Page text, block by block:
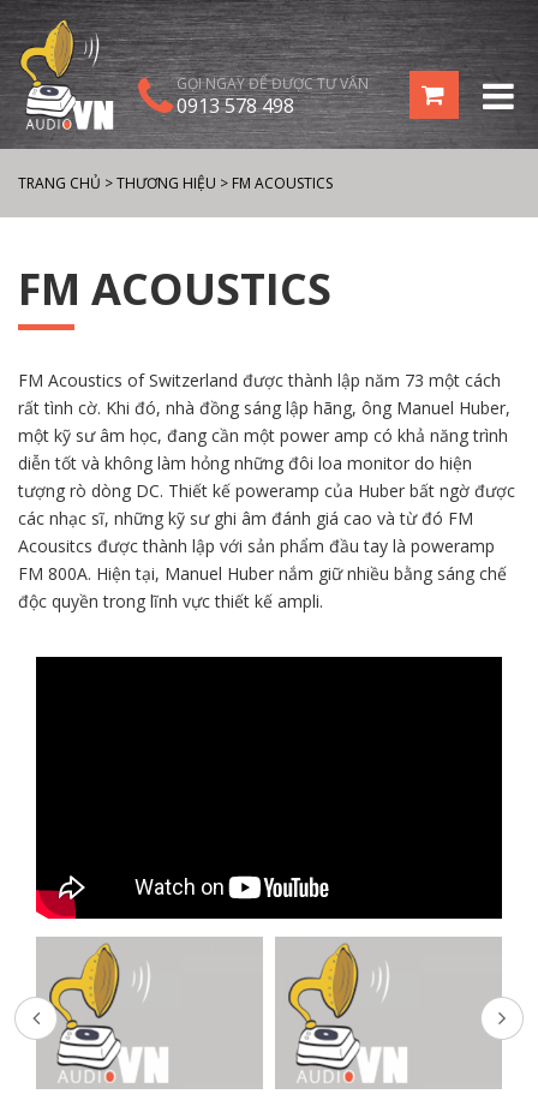
GỌI NGAY ĐỂ ĐƯỢC TƯ VẤN
0913 578 498
TRANG CHỦ >THƯƠNG HIỆU > FM ACOUSTICS
FM ACOUSTICS
FM Acoustics of Switzerland được thành lập năm 73 một cách
rất tình cờ. Khi đó, nhà đồng sáng lập hãng, ông Manuel Huber,
một kỹ sư âm học, đang cần một power amp có khả năng trình
diễn tốt và không làm hỏng những đôi loa monitor do hiện
tượng rò dòng DC. Thiết kế poweramp của Huber bất ngờ được
các nhạc sĩ, những kỹ sư ghi âm đánh giá cao và từ đó FM
Acousitcs được thành lập với sản phẩm đầu tay là poweramp
FM 800A. Hiện tại, Manuel Huber nắm giữ nhiều bằng sáng chế
độc quyền trong lĩnh vực thiết kế ampli.